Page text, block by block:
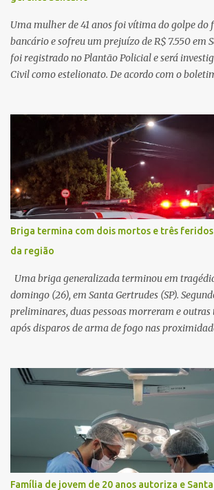
mas decidir melhor onde investir para produzir
possível à população. Essa reflexão encontra
teoria da admini...
Uma mulher de 41 anos foi vítima do golpe do
bancário e sofreu um prejuízo de R$ 7.550 em
foi registrado no Plantão Policial e será
Civil como estelionato. De acordo com o
suspeito alegou que seria necessário atualizar
e passou a orientar a vítima sobre os
ser realizados. Dias depois, o golpista enviou
PDF simulando uma comunicação oficial da
Na sequência, entrou em contato por telefone
link, orientando a vítima a acessá-lo pelo
concluir a suposta atualização cadastral. Após
procedimento, a conta bancária ficou
horas. Sem conseguir acessar o sistema, a
novamente contato com o suposto gerente,
resposta. Na segunda-fe...
Briga termina com dois mortos e três
da região
Uma briga generalizada terminou em
domingo (26), em Santa Gertrudes (SP).
preliminares, duas pessoas morreram e
após disparos de arma de fogo nas
começado dentro do estabelecimento e se
externa, quando dois homens armados
diversos disparos. Duas vítimas morreram
três pessoas foram baleadas e socorridas. Até
foram divulgadas informações oficiais sobre o
feridos. Equipes da Polícia Militar de Santa
ocorrência e isolaram a área para o trabalho
Família de jovem de 20 anos autoriza e